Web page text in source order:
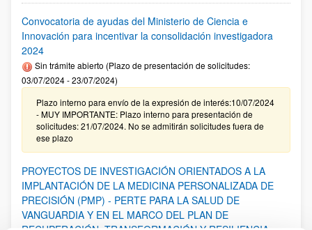
Convocatoria de ayudas del Ministerio de Ciencia e
Innovación para incentivar la consolidación investigadora
2024
Sin trámite abierto (Plazo de presentación de solicitudes:
03/07/2024 - 23/07/2024)
Plazo interno para envío de la expresión de interés:10/07/2024
- MUY IMPORTANTE: Plazo interno para presentación de
solicitudes: 21/07/2024. No se admitirán solicitudes fuera de
ese plazo
PROYECTOS DE INVESTIGACIÓN ORIENTADOS A LA
IMPLANTACIÓN DE LA MEDICINA PERSONALIZADA DE
PRECISIÓN (PMP) - PERTE PARA LA SALUD DE
VANGUARDIA Y EN EL MARCO DEL PLAN DE